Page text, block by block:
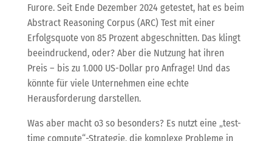
Furore. Seit Ende Dezember 2024 getestet, hat es beim
Abstract Reasoning Corpus (ARC) Test mit einer
Erfolgsquote von 85 Prozent abgeschnitten. Das klingt
beeindruckend, oder? Aber die Nutzung hat ihren
Preis – bis zu 1.000 US-Dollar pro Anfrage! Und das
könnte für viele Unternehmen eine echte
Herausforderung darstellen.
Was aber macht o3 so besonders? Es nutzt eine „test-
time compute“-Strategie, die komplexe Probleme in